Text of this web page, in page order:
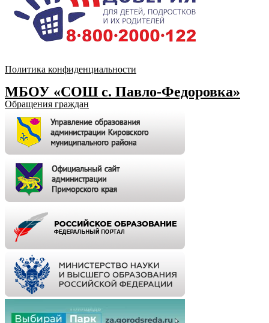
Политика конфиденциальности
МБОУ «СОШ с. Павло-Федоровка»
Обращения граждан